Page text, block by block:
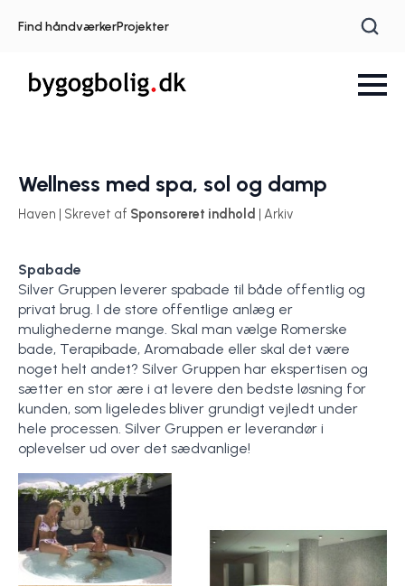
Find håndværkerProjekter
Wellness med spa, sol og damp
Haven | Skrevet af Sponsoreret indhold | Arkiv
Spabade
Silver Gruppen leverer spabade til både offentlig og
privat brug. I de store offentlige anlæg er
mulighederne mange. Skal man vælge Romerske
bade, Terapibade, Aromabade eller skal det være
noget helt andet? Silver Gruppen har ekspertisen og
sætter en stor ære i at levere den bedste løsning for
kunden, som ligeledes bliver grundigt vejledt under
hele processen. Silver Gruppen er leverandør i
oplevelser ud over det sædvanlige!